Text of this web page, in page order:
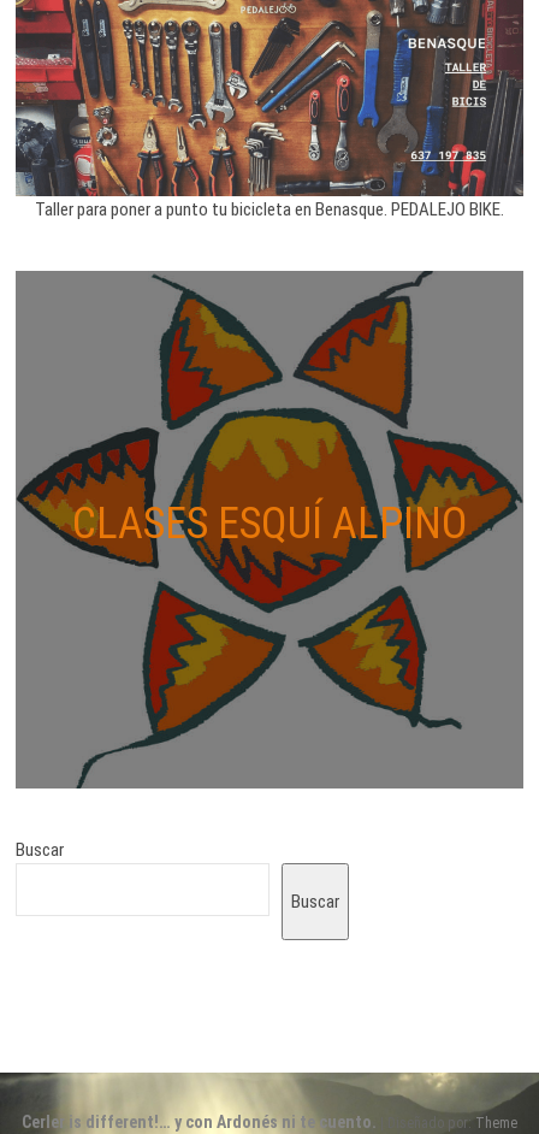
Taller para poner a punto tu bicicleta en Benasque. PEDALEJO BIKE.
CLASES ESQUÍ ALPINO
Buscar
Buscar
Cerler is different!… y con Ardonés ni te cuento. | Diseñado por: Theme